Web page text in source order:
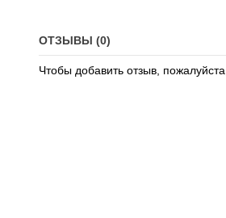
ОТЗЫВЫ (0)
Чтобы добавить отзыв, пожалуйста,